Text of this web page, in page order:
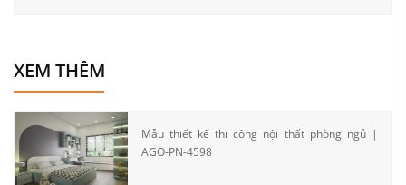
XEM THÊM
Mẫu thiết kế thi công nội thất phòng ngủ |
AGO-PN-4598